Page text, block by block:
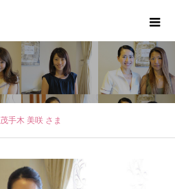
茂手木 美咲 さま